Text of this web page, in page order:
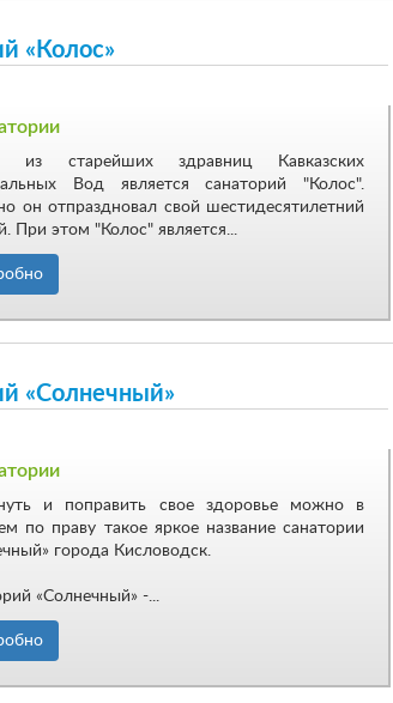
«Колос»
из старейших здравниц Кавказских
Вод является санаторий "Колос".
он отпраздновал свой шестидесятилетний
При этом "Колос" является...
«Солнечный»
и поправить свое здоровье можно в
по праву такое яркое название санатории
города Кисловодск.
«Солнечный» -...